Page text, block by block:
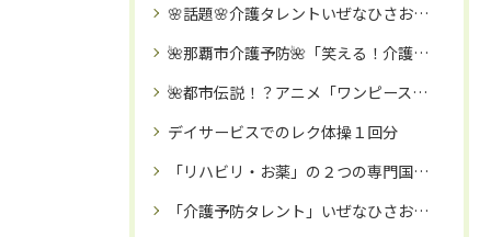
🌸話題🌸介護タレントいぜなひさお氏🌈毎月約1000人に「笑える体操❌エンタメ」活動を実施中㊗️‼️
🌺那覇市介護予防🌺「笑える！介護予防体操教室」で、笑って！！免疫力アップ・認知症予防・引きこもり予防を🌈
🌺都市伝説！？アニメ「ワンピース」海峡のジンベエモデルは沖縄県民の「いぜなひさお」氏では🌺！！
デイサービスでのレク体操１回分
「リハビリ・お薬」の２つの専門国家資格を保有するプロが推奨‼️「治療院専用サプリ」とは⁉️
「介護予防タレント」いぜなひさお氏🌸「笑い✖️介護予防体操」で、シニア・ご高齢者を笑顔で元気にさせる活動中🌈